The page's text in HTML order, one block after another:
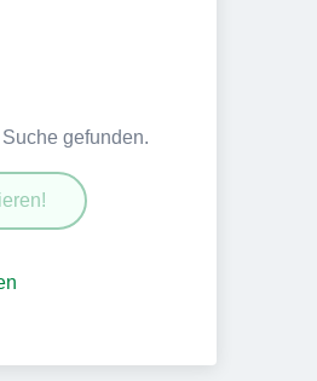
gefunden.